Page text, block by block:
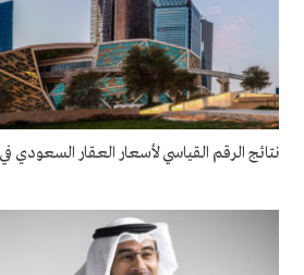
نتائج الرقم القياسي لأسعار العقار السعودي في